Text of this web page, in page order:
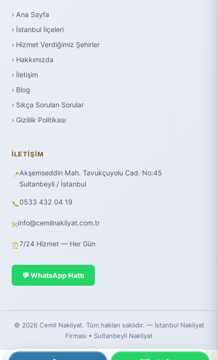
› Ana Sayfa
› İstanbul İlçeleri
› Hizmet Verdiğimiz Şehirler
› Hakkımızda
› İletişim
› Blog
› Sıkça Sorulan Sorular
› Gizlilik Politikası
İLETIŞIM
📍Akşemseddin Mah. Tavukçuyolu Cad. No:45
Sultanbeyli / İstanbul
📞0533 432 04 19
✉info@cemilnakliyat.com.tr
⏰7/24 Hizmet — Her Gün
💬 WhatsApp Hattı
© 2026 Cemil Nakliyat. Tüm hakları saklıdır. — İstanbul Nakliyat
Firması • Sultanbeyli Nakliyat